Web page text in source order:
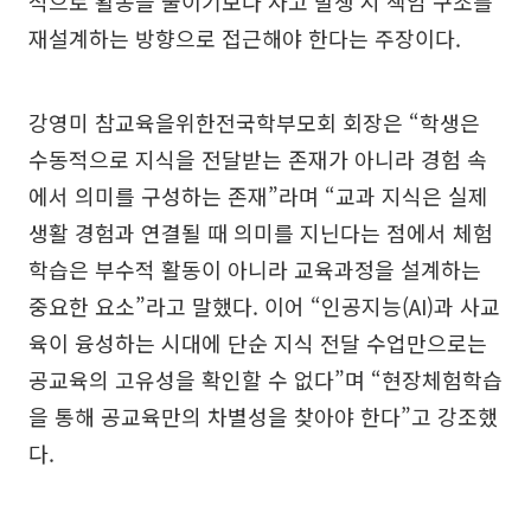
재설계하는 방향으로 접근해야 한다는 주장이다.
강영미 참교육을위한전국학부모회 회장은 “학생은
수동적으로 지식을 전달받는 존재가 아니라 경험 속
에서 의미를 구성하는 존재”라며 “교과 지식은 실제
생활 경험과 연결될 때 의미를 지닌다는 점에서 체험
학습은 부수적 활동이 아니라 교육과정을 설계하는
중요한 요소”라고 말했다. 이어 “인공지능(AI)과 사교
육이 융성하는 시대에 단순 지식 전달 수업만으로는
공교육의 고유성을 확인할 수 없다”며 “현장체험학습
을 통해 공교육만의 차별성을 찾아야 한다”고 강조했
다.